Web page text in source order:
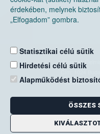
érdekében, melynek
„Elfogadom” gombra.
Statisztikai célú sütik
Hirdetési célú sütik
Alapműködést
ÖSSZES
Nemzeti
Levelezési
E-mail:
Zöld